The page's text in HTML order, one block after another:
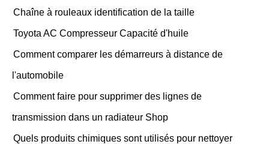
Chaîne à rouleaux identification de la taille
Toyota AC Compresseur Capacité d'huile
Comment comparer les démarreurs à distance de
l'automobile
Comment faire pour supprimer des lignes de
transmission dans un radiateur Shop
Quels produits chimiques sont utilisés pour nettoyer